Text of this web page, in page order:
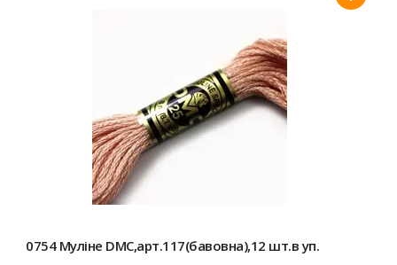
0754 Муліне DMC,арт.117(бавовна),12 шт.в уп.